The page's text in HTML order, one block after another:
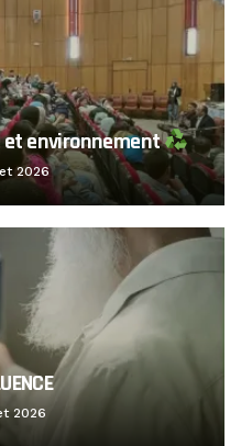
et environnement
2026
2026